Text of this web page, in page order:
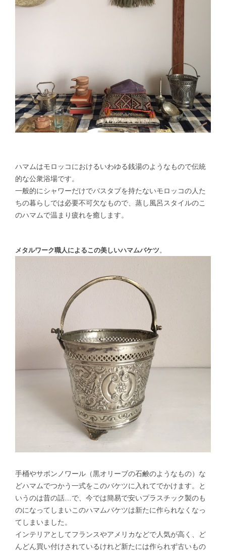
ハマムはモロッコにおけるいわゆる銭湯のようなもので伝統
的な公衆浴場です。
一般的にシャワーだけでバスタブを持たないモロッコの人た
ちの暮らしでは必要不可欠なもので、蒸し風呂スタイルのこ
のハマムで温まり疲れを癒します。
メタルワーク職人によるこの美しいハマムバケツ 。
手桶やサボンノワール（黒オリーブの石鹸のようなもの）な
どハマムでつかう一式をこのバケツに入れてでかけます。と
いうのは昔の話…で、今では簡易で安いプラスチック製のも
のになってしまいこのハマムバケツは新たに作られなくなっ
てしまいました。
インテリアとしてフランスやアメリカなどで人気が高く、ど
んどん買い付けされているけれど新たには作られず古いもの